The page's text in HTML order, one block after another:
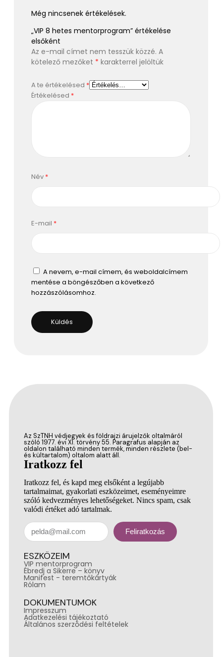
Még nincsenek értékelések.
„VIP 8 hetes mentorprogram” értékelése
elsőként
Az e-mail címet nem tesszük közzé. A
kötelező mezőket * karakterrel jelöltük
A te értékelésed *
Értékelésed *
Név *
E-mail *
A nevem, e-mail címem, és weboldalcímem
mentése a böngészőben a következő
hozzászólásomhoz.
Az SzTNH védjegyek és földrajzi árujelzők oltalmáról
szóló 1977. évi XI. törvény 55. Paragrafus alapján az
oldalon található minden termék, minden részlete (bel-
és kültartalom) oltalom alatt áll.
Iratkozz fel
Iratkozz fel, és kapd meg elsőként a legújabb
tartalmaimat, gyakorlati eszközeimet, eseményeimre
szóló kedvezményes lehetőségeket. Nincs spam, csak
valódi értéket adó tartalmak.
Feliratkozás
ESZKÖZEIM
VIP mentorprogram
Ébredj a Sikerre – könyv
Manifest - teremtőkártyák
Rólam
DOKUMENTUMOK
Impresszum
Adatkezelési tájékoztató
Általános szerződési feltételek